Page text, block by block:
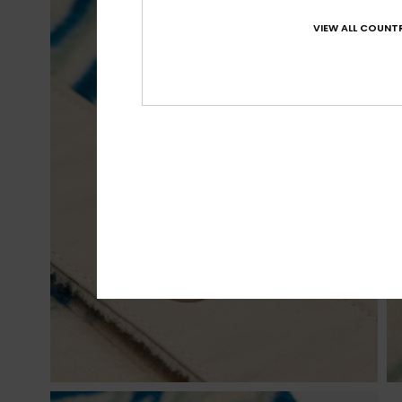
VIEW ALL